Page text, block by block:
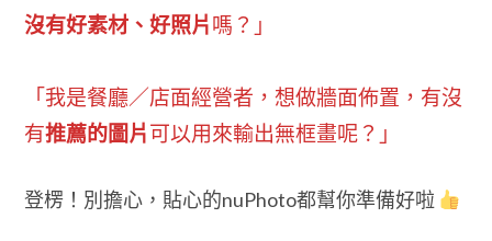
沒有好素材、好照片嗎？」
「我是餐廳／店面經營者，想做牆面佈置，有沒
有推薦的圖片可以用來輸出無框畫呢？」
登楞！別擔心，貼心的nuPhoto都幫你準備好啦